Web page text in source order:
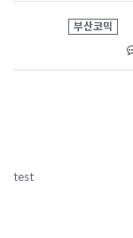
부산코믹
test